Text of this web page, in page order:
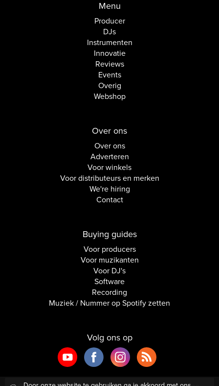
Menu
Producer
DJs
Instrumenten
Innovatie
Reviews
Events
Overig
Webshop
Over ons
Over ons
Adverteren
Voor winkels
Voor distributeurs en merken
We're hiring
Contact
Buying guides
Voor producers
Voor muzikanten
Voor DJ's
Software
Recording
Muziek / Nummer op Spotify zetten
Volg ons op